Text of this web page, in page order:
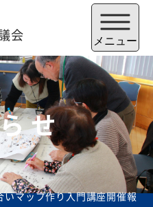
会 メニュー
を閉じる
せ
いマップ作り入門講座開催報